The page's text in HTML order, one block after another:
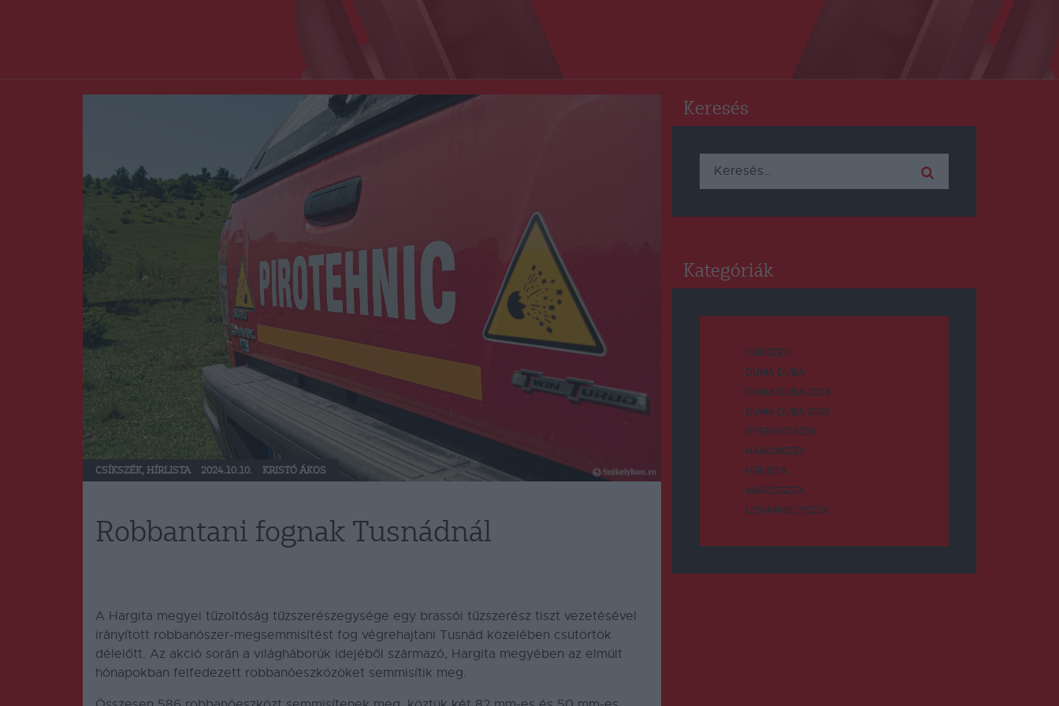
CSÍKSZÉK, HÍRLISTA 2024.10.10. KRISTÓ ÁKOS
Robbantani fognak Tusnádnál
A Hargita megyei tűzoltóság tűzszerészegysége egy brassói tűzszerész tiszt vezetésével
irányított robbanószer-megsemmisítést fog végrehajtani Tusnád közelében csütörtök
délelőtt. Az akció során a világháborúk idejéből származó, Hargita megyében az elmúlt
hónapokban felfedezett robbanóeszközöket semmisítik meg.
Keresés
Keresés:
Kategóriák
CSÍKSZÉK
DUMA DUBA
DUMA DUBA 2024
DUMA DUBA 2026
GYERGYÓSZÉK
HÁROMSZÉK
HÍRLISTA
MAROSSZÉK
UDVARHELYSZÉK